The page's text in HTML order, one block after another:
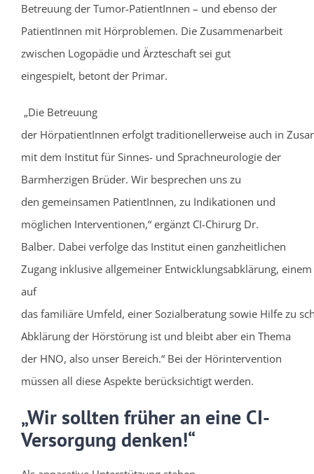
Betreuung der Tumor-PatientInnen – und ebenso der
PatientInnen mit Hörproblemen. Die Zusammenarbeit
zwischen Logopädie und Ärzteschaft sei gut
eingespielt, betont der Primar.
„Die Betreuung
der HörpatientInnen erfolgt traditionellerweise auch in
mit dem Institut für Sinnes- und Sprachneurologie der
Barmherzigen Brüder. Wir besprechen uns zu
den gemeinsamen PatientInnen, zu Indikationen und
möglichen Interventionen,“ ergänzt CI-Chirurg Dr.
Balber. Dabei verfolge das Institut einen ganzheitlichen
Zugang inklusive allgemeiner Entwicklungsabklärung,
auf
das familiäre Umfeld, einer Sozialberatung sowie Hilfe zu
Abklärung der Hörstörung ist und bleibt aber ein Thema
der HNO, also unser Bereich.“ Bei der Hörintervention
müssen all diese Aspekte berücksichtigt werden.
„Wir sollten früher an eine CI-
Versorgung denken!“